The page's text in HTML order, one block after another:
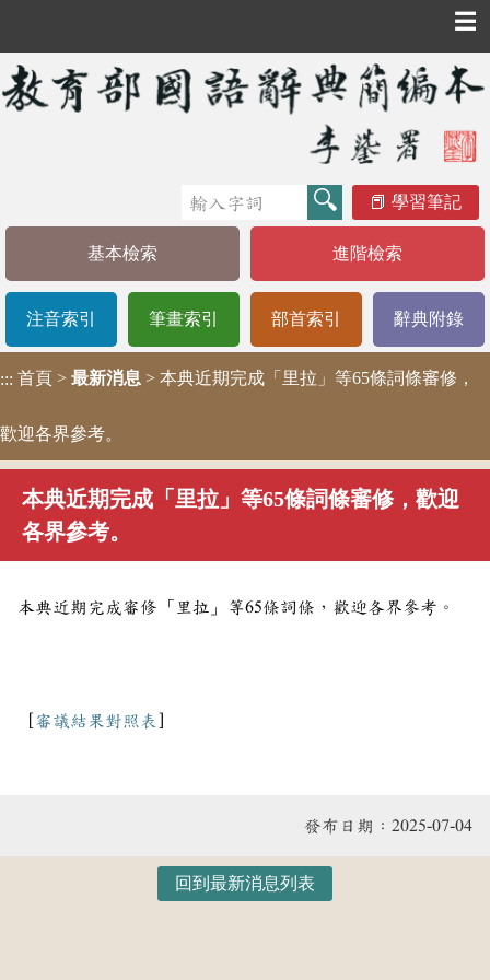
☰
學習筆記
基本檢索 進階檢索
注音索引 筆畫索引 部首索引 辭典附錄
::: 首頁 > 最新消息 > 本典近期完成「里拉」等65條詞條審修，
歡迎各界參考。
本典近期完成「里拉」等65條詞條審修，歡迎
各界參考。
本典近期完成審修「里拉」等65條詞條，歡迎各界參考。
審議結果對照表
發布日期： 2025-07-04
回到最新消息列表